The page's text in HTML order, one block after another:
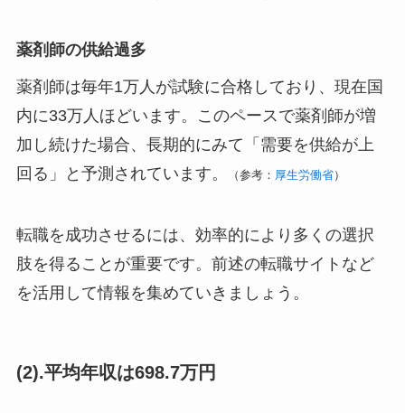
薬剤師の供給過多
薬剤師は毎年1万人が試験に合格しており、現在国
内に33万人ほどいます。このペースで薬剤師が増
加し続けた場合、長期的にみて「需要を供給が上
回る」と予測されています。
（参考： 厚生労働省）
転職を成功させるには、効率的により多くの選択
肢を得ることが重要です。前述の転職サイトなど
を活用して情報を集めていきましょう。
(2).平均年収は698.7万円